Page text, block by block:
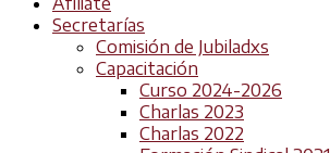
Secretarías
Comisión de Jubiladxs
Capacitación
Curso 2024-2026
Charlas 2023
Charlas 2022